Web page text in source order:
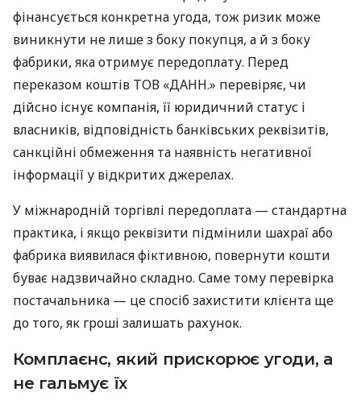
фінансується конкретна угода, тож ризик може
виникнути не лише з боку покупця, а й з боку
фабрики, яка отримує передоплату. Перед
переказом коштів ТОВ «ДАНН.» перевіряє, чи
дійсно існує компанія, її юридичний статус і
власників, відповідність банківських реквізитів,
санкційні обмеження та наявність негативної
інформації у відкритих джерелах.
У міжнародній торгівлі передоплата — стандартна
практика, і якщо реквізити підмінили шахраї або
фабрика виявилася фіктивною, повернути кошти
буває надзвичайно складно. Саме тому перевірка
постачальника — це спосіб захистити клієнта ще
до того, як гроші залишать рахунок.
Комплаєнс, який прискорює угоди, а
не гальмує їх